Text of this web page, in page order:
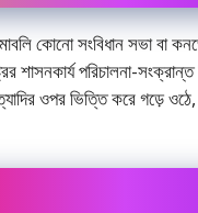
কোনাে সংবিধান সভা
শাসনকার্য পরিচালনা-
ওপর ভিত্তি করে গড়ে